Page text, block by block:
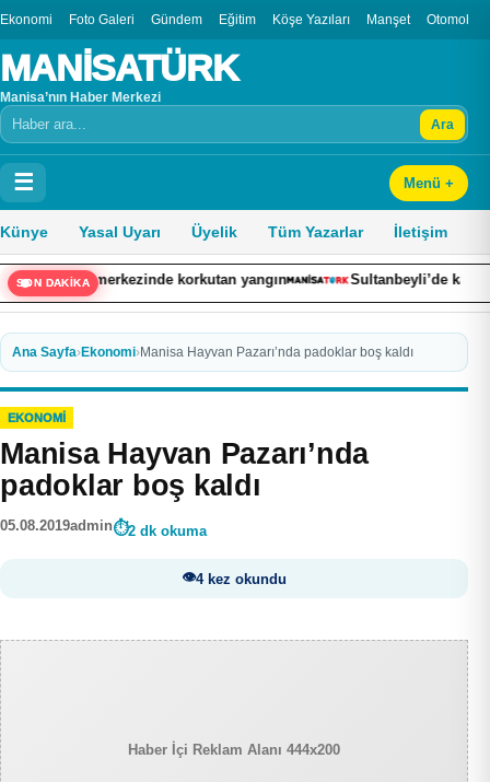
Ekonomi Foto Galeri Gündem Eğitim Köşe Yazıları Manşet Otomobil
MANİSATÜRK
Manisa’nın Haber Merkezi
Arama Ara
☰ Menü +
Künye Yasal Uyarı Üyelik Tüm Yazarlar İletişim
SON DAKİKA
merkezinde korkutan yangın Sultanbeyli’de kaza yapan
Ana Sayfa›Ekonomi›Manisa Hayvan Pazarı’nda padoklar boş kaldı
EKONOMI
Manisa Hayvan Pazarı’nda
padoklar boş kaldı
05.08.2019admin 2 dk okuma
4 kez okundu
Haber İçi Reklam Alanı 444x200